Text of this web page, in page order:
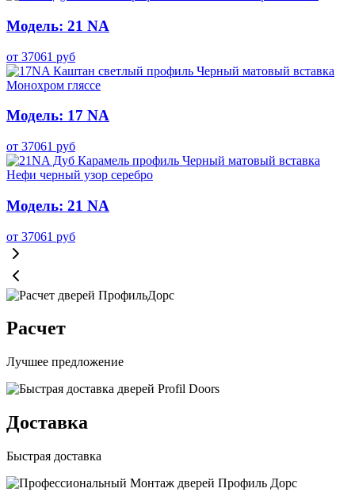
Модель: 21 NA
от 37061 руб
Модель: 17 NA
от 37061 руб
Модель: 21 NA
от 37061 руб
Расчет
Лучшее предложение
Доставка
Быстрая доставка